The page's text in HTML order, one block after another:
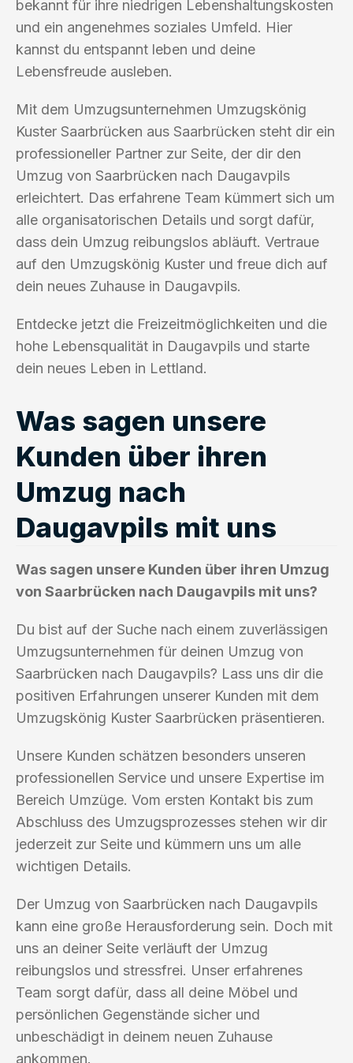
bekannt für ihre niedrigen Lebenshaltungskosten
und ein angenehmes soziales Umfeld. Hier
kannst du entspannt leben und deine
Lebensfreude ausleben.
Mit dem Umzugsunternehmen Umzugskönig
Kuster Saarbrücken aus Saarbrücken steht dir ein
professioneller Partner zur Seite, der dir den
Umzug von Saarbrücken nach Daugavpils
erleichtert. Das erfahrene Team kümmert sich um
alle organisatorischen Details und sorgt dafür,
dass dein Umzug reibungslos abläuft. Vertraue
auf den Umzugskönig Kuster und freue dich auf
dein neues Zuhause in Daugavpils.
Entdecke jetzt die Freizeitmöglichkeiten und die
hohe Lebensqualität in Daugavpils und starte
dein neues Leben in Lettland.
Was sagen unsere
Kunden über ihren
Umzug nach
Daugavpils mit uns
Was sagen unsere Kunden über ihren Umzug
von Saarbrücken nach Daugavpils mit uns?
Du bist auf der Suche nach einem zuverlässigen
Umzugsunternehmen für deinen Umzug von
Saarbrücken nach Daugavpils? Lass uns dir die
positiven Erfahrungen unserer Kunden mit dem
Umzugskönig Kuster Saarbrücken präsentieren.
Unsere Kunden schätzen besonders unseren
professionellen Service und unsere Expertise im
Bereich Umzüge. Vom ersten Kontakt bis zum
Abschluss des Umzugsprozesses stehen wir dir
jederzeit zur Seite und kümmern uns um alle
wichtigen Details.
Der Umzug von Saarbrücken nach Daugavpils
kann eine große Herausforderung sein. Doch mit
uns an deiner Seite verläuft der Umzug
reibungslos und stressfrei. Unser erfahrenes
Team sorgt dafür, dass all deine Möbel und
persönlichen Gegenstände sicher und
unbeschädigt in deinem neuen Zuhause
ankommen.